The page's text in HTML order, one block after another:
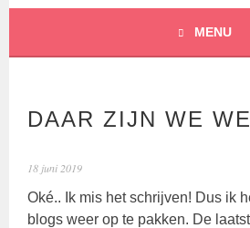
MENU
DAAR ZIJN WE
18 juni 2019
Oké.. Ik mis het schrijven! Dus ik
blogs weer op te pakken. De